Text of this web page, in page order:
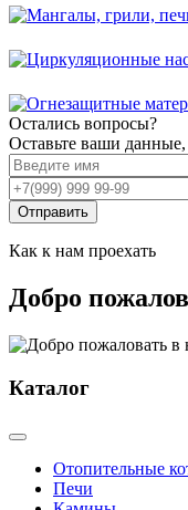
Остались вопросы?
Оставьте ваши
Отправить
Как к нам проехать
Добро
Каталог
Отопительные
Печи